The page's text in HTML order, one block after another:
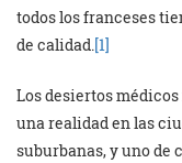
todos los franceses
de calidad.[1]
Los desiertos
una realidad en las
suburbanas, y uno de